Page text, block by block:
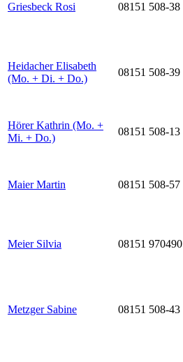
Griesbeck Rosi 08151 508-38
Heidacher Elisabeth
(Mo. + Di. + Do.)
08151 508-39
Hörer Kathrin (Mo. +
Mi. + Do.)
08151 508-13
Maier Martin 08151 508-57
Meier Silvia 08151 970490
Metzger Sabine 08151 508-43